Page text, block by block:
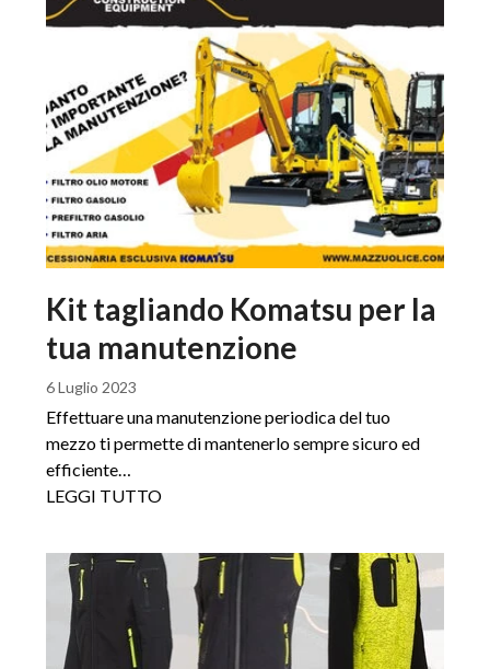
Kit tagliando Komatsu per la
tua manutenzione
6 Luglio 2023
Effettuare una manutenzione periodica del tuo
mezzo ti permette di mantenerlo sempre sicuro ed
efficiente…
LEGGI TUTTO